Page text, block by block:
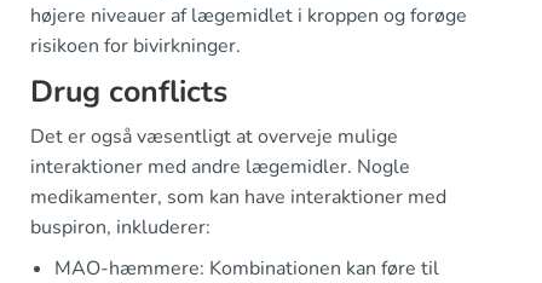
højere niveauer af lægemidlet i kroppen og forøge
risikoen for bivirkninger.
Drug conflicts
Det er også væsentligt at overveje mulige
interaktioner med andre lægemidler. Nogle
medikamenter, som kan have interaktioner med
buspiron, inkluderer:
MAO-hæmmere: Kombinationen kan føre til